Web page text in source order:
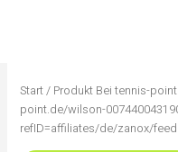
Start/ Produkt Bei tennis-
point.de/wilson-
refID=affiliates/de/zanox/